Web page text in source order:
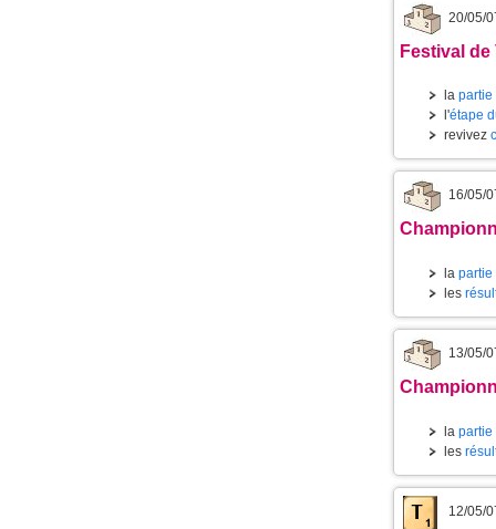
20/05/
Festival de
la partie
l'étape
revivez
16/05/
la partie
les
13/05/
la partie
les
12/05/